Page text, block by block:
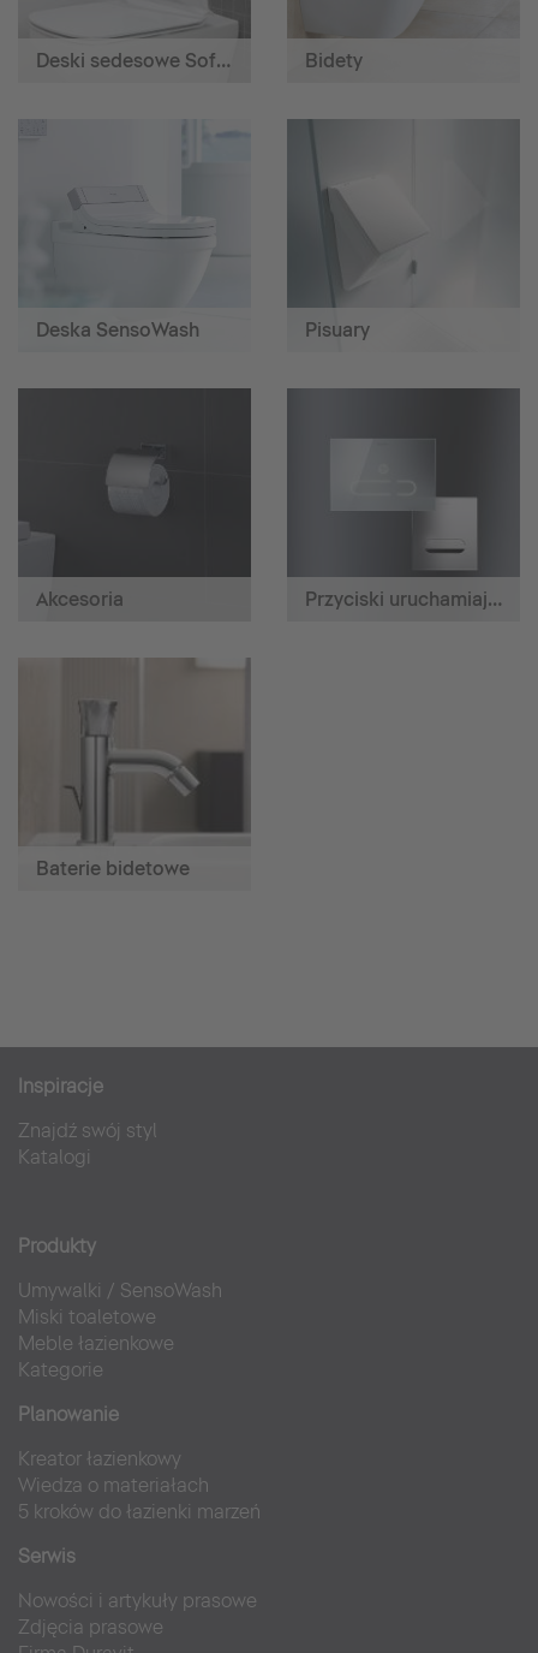
Deski sedesowe SoftClose Bidety
Deska SensoWash Pisuary
Akcesoria Przyciski uruchamiające
Baterie bidetowe
Inspiracje
Znajdź swój styl
Katalogi
Produkty
Umywalki / SensoWash
Miski toaletowe
Meble łazienkowe
Kategorie
Planowanie
Kreator łazienkowy
Wiedza o materiałach
5 kroków do łazienki marzeń
Serwis
Nowości i artykuły prasowe
Zdjęcia prasowe